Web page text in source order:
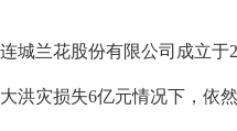
城兰花股份有限公司成立于
洪灾损失6亿元情况下，依